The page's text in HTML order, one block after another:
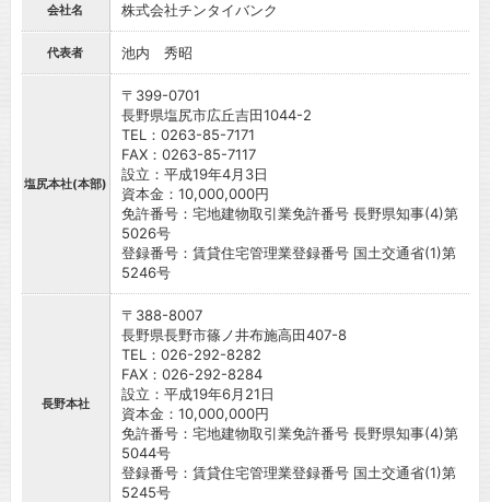
会社名 株式会社チンタイバンク
代表者 池内 秀昭
塩尻本社(本部)
〒399-0701
長野県塩尻市広丘吉田1044-2
TEL：0263-85-7171
FAX：0263-85-7117
設立：平成19年4月3日
資本金：10,000,000円
免許番号：宅地建物取引業免許番号 長野県知事(4)第
5026号
登録番号：賃貸住宅管理業登録番号 国土交通省(1)第
5246号
長野本社
〒388-8007
長野県長野市篠ノ井布施高田407-8
TEL：026-292-8282
FAX：026-292-8284
設立：平成19年6月21日
資本金：10,000,000円
免許番号：宅地建物取引業免許番号 長野県知事(4)第
5044号
登録番号：賃貸住宅管理業登録番号 国土交通省(1)第
5245号